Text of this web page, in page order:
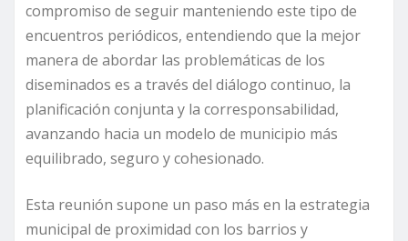
compromiso de seguir manteniendo este tipo de
encuentros periódicos, entendiendo que la mejor
manera de abordar las problemáticas de los
diseminados es a través del diálogo continuo, la
planificación conjunta y la corresponsabilidad,
avanzando hacia un modelo de municipio más
equilibrado, seguro y cohesionado.
Esta reunión supone un paso más en la estrategia
municipal de proximidad con los barrios y